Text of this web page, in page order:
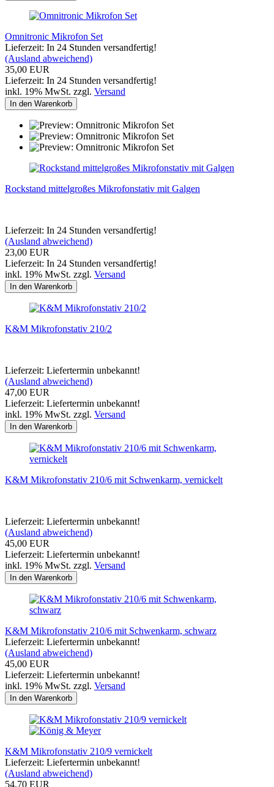
Omnitronic Mikrofon Set
Lieferzeit: In 24 Stunden versandfertig!
(Ausland abweichend)
35,00 EUR
Lieferzeit: In 24 Stunden versandfertig!
inkl. 19% MwSt. zzgl. Versand
In den Warenkorb
Rockstand mittelgroßes Mikrofonstativ mit Galgen
Lieferzeit: In 24 Stunden versandfertig!
(Ausland abweichend)
23,00 EUR
Lieferzeit: In 24 Stunden versandfertig!
inkl. 19% MwSt. zzgl. Versand
In den Warenkorb
K&M Mikrofonstativ 210/2
Lieferzeit: Liefertermin unbekannt!
(Ausland abweichend)
47,00 EUR
Lieferzeit: Liefertermin unbekannt!
inkl. 19% MwSt. zzgl. Versand
In den Warenkorb
K&M Mikrofonstativ 210/6 mit Schwenkarm, vernickelt
Lieferzeit: Liefertermin unbekannt!
(Ausland abweichend)
45,00 EUR
Lieferzeit: Liefertermin unbekannt!
inkl. 19% MwSt. zzgl. Versand
In den Warenkorb
K&M Mikrofonstativ 210/6 mit Schwenkarm, schwarz
Lieferzeit: Liefertermin unbekannt!
(Ausland abweichend)
45,00 EUR
Lieferzeit: Liefertermin unbekannt!
inkl. 19% MwSt. zzgl. Versand
In den Warenkorb
K&M Mikrofonstativ 210/9 vernickelt
Lieferzeit: Liefertermin unbekannt!
(Ausland abweichend)
54,70 EUR